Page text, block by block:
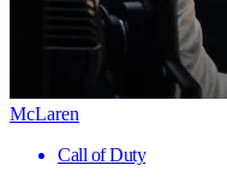
McLaren
Call of Duty